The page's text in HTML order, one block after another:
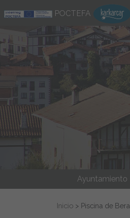
POCTEFA
Ayuntamiento
Buscar:
Inicio > Piscina de Bera